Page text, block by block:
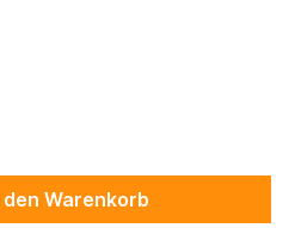
den Warenkorb